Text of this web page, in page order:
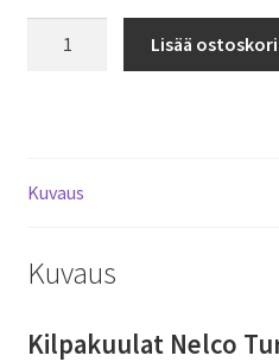
Lisää
Kuvaus
Kuvaus
Kilpakuulat Nelco